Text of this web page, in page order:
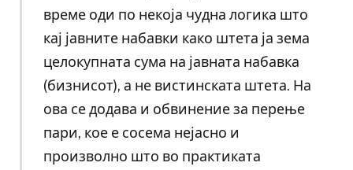
време оди по некоја чудна логика што
кај јавните набавки како штета ја зема
целокупната сума на јавната набавка
(бизнисот), а не вистинската штета. На
ова се додава и обвинение за перење
пари, кое е сосема нејасно и
произволно што во практиката